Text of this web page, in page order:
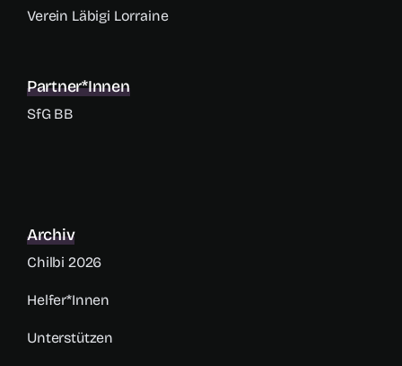
Verein Läbigi Lorraine
Partner*innen
SfG BB
Archiv
Chilbi 2026
Helfer*innen
Unterstützen